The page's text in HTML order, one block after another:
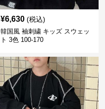
¥6,630 (税込)
韓国風 袖刺繍 キッズ スウェッ
ト 3色 100-170